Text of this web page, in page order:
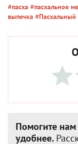
#пасха #пасхальное
выпечка #Пасхальный
Помогите нам
удобнее.